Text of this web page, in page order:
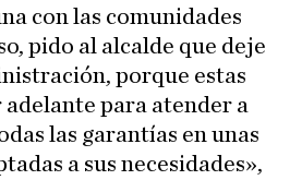
con las comunidades
pido al alcalde que deje
porque estas
adelante para atender a
las garantías en unas
a sus necesidades»,